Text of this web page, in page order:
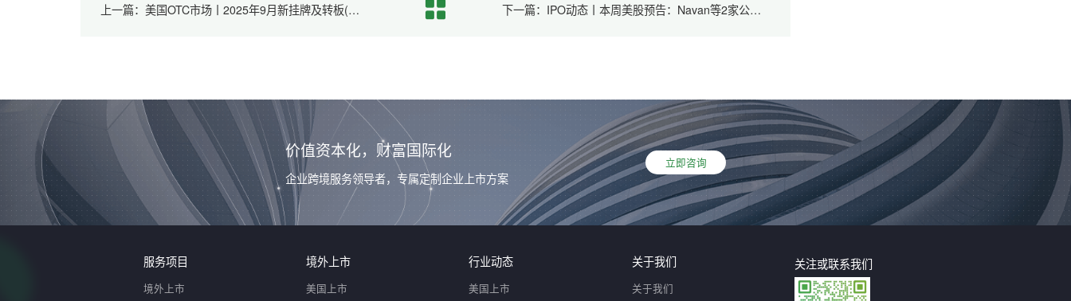
上一篇：美国OTC市场丨2025年9月新挂牌及转板(升主板)数据 下一篇：IPO动态丨本周美股预告：Navan等2家公司即将上市
价值资本化，财富国际化
企业跨境服务领导者，专属定制企业上市方案
立即咨询
关注或联系我们
服务项目
境外上市
境外上市
美国上市
行业动态
美国上市
关于我们
关于我们